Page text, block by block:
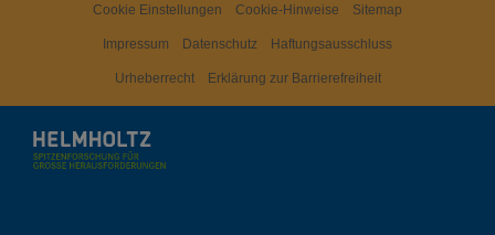
Cookie Einstellungen Cookie-Hinweise Sitemap
Impressum Datenschutz Haftungsausschluss
Urheberrecht Erklärung zur Barrierefreiheit